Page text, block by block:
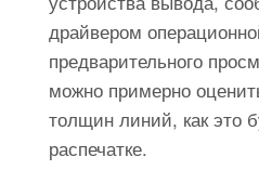
драйвером
предварительного
можно примерно
толщин линий, как это
распечатке.